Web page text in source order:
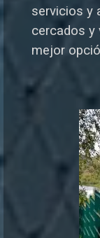
servicios y
cercados y
mejor